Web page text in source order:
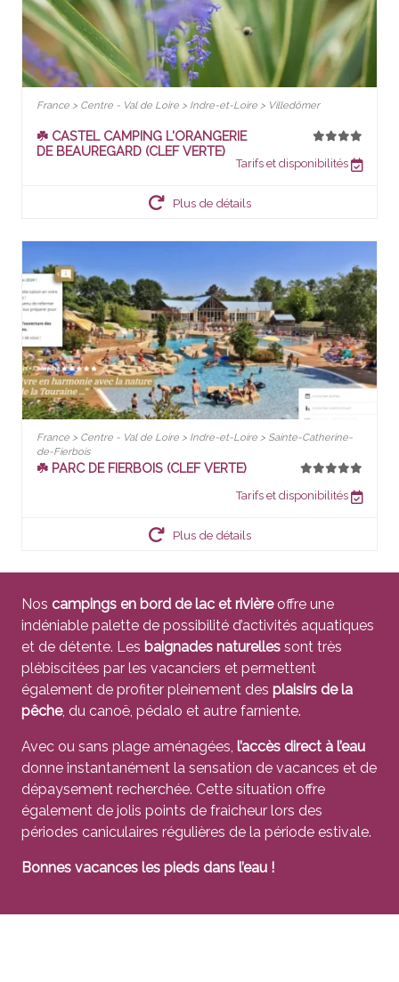
France > Centre - Val de Loire > Indre-et-Loire > Villedômer
☘️ CASTEL CAMPING L'ORANGERIE
DE BEAUREGARD (CLEF VERTE)
Tarifs et disponibilités
Plus de détails
France > Centre - Val de Loire > Indre-et-Loire > Sainte-Catherine-
de-Fierbois
☘️ PARC DE FIERBOIS (CLEF VERTE)
Tarifs et disponibilités
Plus de détails
Nos campings en bord de lac et rivièreoffre une
indéniable palette de possibilité d’activités aquatiques
et de détente. Les baignades naturelles sont très
plébiscitées par les vacanciers et permettent
également de profiter pleinement des plaisirs de la
pêche, du canoë, pédalo et autre farniente.
Avec ou sans plage aménagées, l’accès direct à l’eau
donne instantanément la sensation de vacances et de
dépaysement recherchée. Cette situation offre
également de jolis points de fraicheur lors des
périodes caniculaires régulières de la période estivale.
Bonnes vacances les pieds dans l’eau !